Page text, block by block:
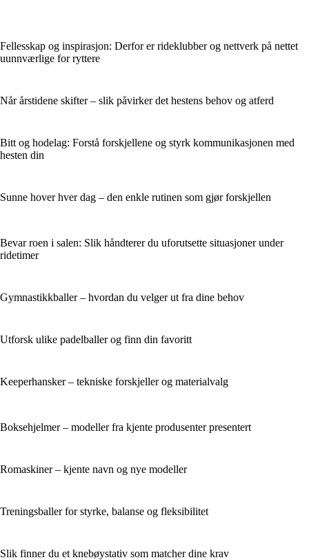
Fellesskap og inspirasjon: Derfor er rideklubber og nettverk på nettet
uunnværlige for ryttere
Når årstidene skifter – slik påvirker det hestens behov og atferd
Bitt og hodelag: Forstå forskjellene og styrk kommunikasjonen med
hesten din
Sunne hover hver dag – den enkle rutinen som gjør forskjellen
Bevar roen i salen: Slik håndterer du uforutsette situasjoner under
ridetimer
Gymnastikkballer – hvordan du velger ut fra dine behov
Utforsk ulike padelballer og finn din favoritt
Keeperhansker – tekniske forskjeller og materialvalg
Boksehjelmer – modeller fra kjente produsenter presentert
Romaskiner – kjente navn og nye modeller
Treningsballer for styrke, balanse og fleksibilitet
Slik finner du et knebøystativ som matcher dine krav